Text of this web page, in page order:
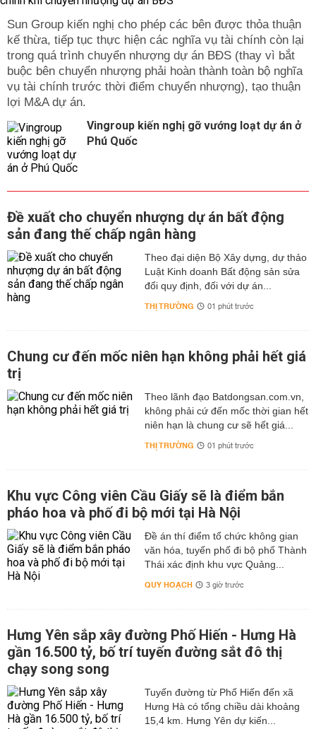
Sun Group kiến nghị cho phép các bên được thỏa thuận
kế thừa, tiếp tục thực hiện các nghĩa vụ tài chính còn lại
trong quá trình chuyển nhượng dự án BĐS (thay vì bắt
buộc bên chuyển nhượng phải hoàn thành toàn bộ nghĩa
vụ tài chính trước thời điểm chuyển nhượng), tạo thuận
lợi M&A dự án.
Vingroup kiến nghị gỡ vướng loạt dự án ở
Phú Quốc
Đề xuất cho chuyển nhượng dự án bất động
sản đang thế chấp ngân hàng
Theo đại diện Bộ Xây dựng, dự thảo
Luật Kinh doanh Bất động sản sửa
đổi quy định, đối với dự án...
THỊ TRƯỜNG 01 phút trước
Chung cư đến mốc niên hạn không phải hết giá
trị
Theo lãnh đạo Batdongsan.com.vn,
không phải cứ đến mốc thời gian hết
niên hạn là chung cư sẽ hết giá...
THỊ TRƯỜNG 01 phút trước
Khu vực Công viên Cầu Giấy sẽ là điểm bắn
pháo hoa và phố đi bộ mới tại Hà Nội
Đề án thí điểm tổ chức không gian
văn hóa, tuyến phố đi bộ phố Thành
Thái xác định khu vực Quảng...
QUY HOẠCH 3 giờ trước
Hưng Yên sắp xây đường Phố Hiến - Hưng Hà
gần 16.500 tỷ, bố trí tuyến đường sắt đô thị
chạy song song
Tuyến đường từ Phố Hiến đến xã
Hưng Hà có tổng chiều dài khoảng
15,4 km. Hưng Yên dự kiến...